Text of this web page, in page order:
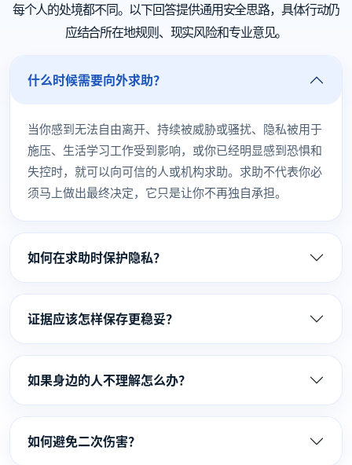
每个人的处境都不同。以下回答提供通用安全思路，具体行动仍
应结合所在地规则、现实风险和专业意见。
什么时候需要向外求助？
当你感到无法自由离开、持续被威胁或骚扰、隐私被用于
施压、生活学习工作受到影响，或你已经明显感到恐惧和
失控时，就可以向可信的人或机构求助。求助不代表你必
须马上做出最终决定，它只是让你不再独自承担。
如何在求助时保护隐私？
证据应该怎样保存更稳妥？
如果身边的人不理解怎么办？
如何避免二次伤害？